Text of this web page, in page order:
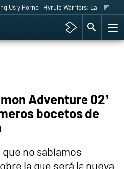
Us y Porno Hyrule Warriors: La Era del
Adventure 02’
bocetos de
no sabíamos
la que será la nueva